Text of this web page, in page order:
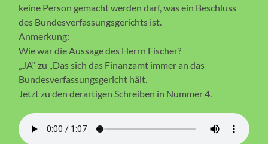
keine Person gemacht werden darf, was ein Beschluss
des Bundesverfassungsgerichts ist.
Anmerkung:
Wie war die Aussage des Herrn Fischer?
„JA“ zu „Das sich das Finanzamt immer an das
Bundesverfassungsgericht hält.
Jetzt zu den derartigen Schreiben in Nummer 4.